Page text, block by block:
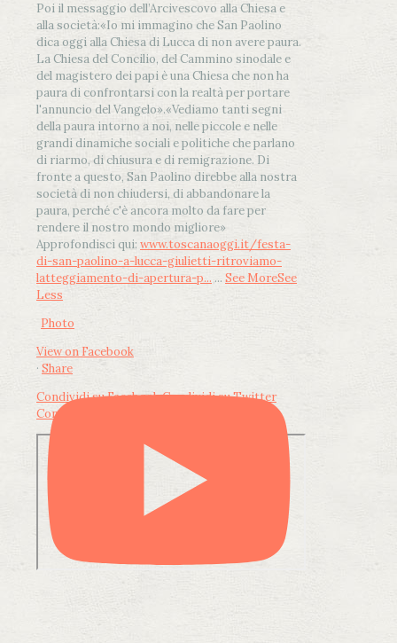
Poi il messaggio dell’Arcivescovo alla Chiesa e
alla società:«Io mi immagino che San Paolino
dica oggi alla Chiesa di Lucca di non avere paura.
La Chiesa del Concilio, del Cammino sinodale e
del magistero dei papi è una Chiesa che non ha
paura di confrontarsi con la realtà per portare
l'annuncio del Vangelo».«Vediamo tanti segni
della paura intorno a noi, nelle piccole e nelle
grandi dinamiche sociali e politiche che parlano
di riarmo, di chiusura e di remigrazione. Di
fronte a questo, San Paolino direbbe alla nostra
società di non chiudersi, di abbandonare la
paura, perché c'è ancora molto da fare per
rendere il nostro mondo migliore»
Approfondisci qui: www.toscanaoggi.it/festa-
di-san-paolino-a-lucca-giulietti-ritroviamo-
latteggiamento-di-apertura-p... ... See MoreSee
Less
Photo
View on Facebook
· Share
Condividi su FacebookCondividi su Twitter
Condividi su LinkedIn